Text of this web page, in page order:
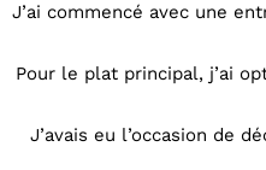
J’ai commencé avec une
Pour le plat principal, j’ai
J’avais eu l’occasion de